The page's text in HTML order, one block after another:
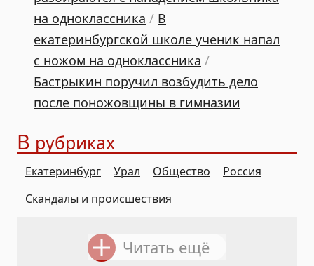
на одноклассника / В
екатеринбургской школе ученик напал
с ножом на одноклассника /
Бастрыкин поручил возбудить дело
после поножовщины в гимназии
В рубриках
Екатеринбург Урал Общество
Россия
Скандалы и происшествия
Читать ещё